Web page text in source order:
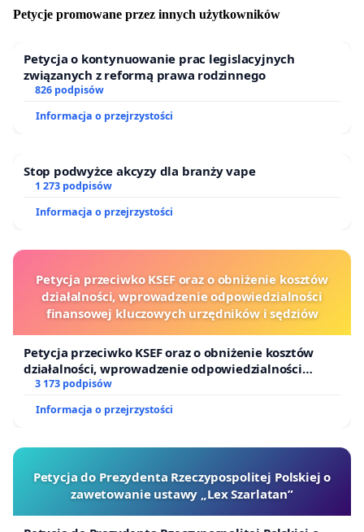
Petycje promowane przez innych użytkowników
Petycja o kontynuowanie prac legislacyjnych
związanych z reformą prawa rodzinnego
826 podpisów
Informacja o przejrzystości
Stop podwyżce akcyzy dla branży vape
1 273 podpisów
Informacja o przejrzystości
Petycja przeciwko KSEF oraz o obniżenie kosztów
działalności, wprowadzenie odpowiedzialności
finansowej kluczowych urzędników i sędziów
Petycja przeciwko KSEF oraz o obniżenie kosztów
działalności, wprowadzenie odpowiedzialności
finansowej kluczowych urzędników i sędziów
3 173 podpisów
Informacja o przejrzystości
Petycja do Prezydenta Rzeczypospolitej Polskiej o
zawetowanie ustawy „Lex Szarlatan”